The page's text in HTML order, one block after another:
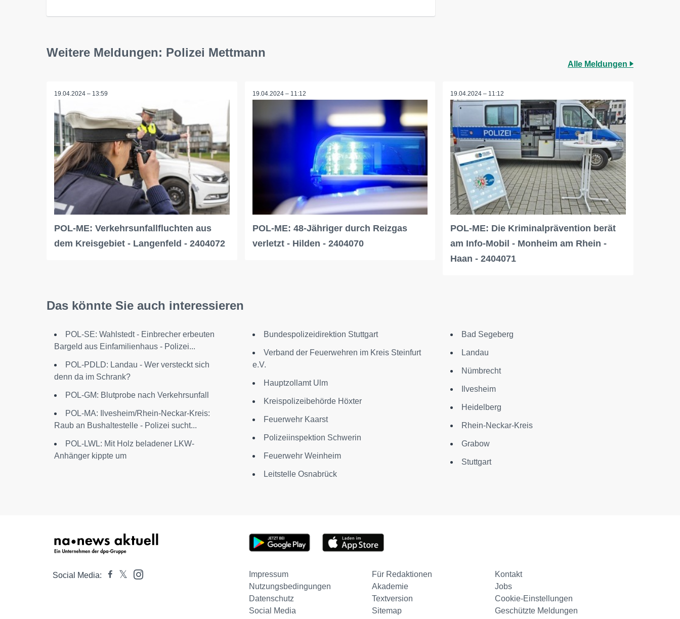
Weitere Meldungen: Polizei Mettmann
Alle Meldungen
19.04.2024 – 13:59
POL-ME: Verkehrsunfallfluchten aus
dem Kreisgebiet - Langenfeld - 2404072
19.04.2024 – 11:12
POL-ME: 48-Jähriger durch Reizgas
verletzt - Hilden - 2404070
19.04.2024 – 11:12
POL-ME: Die Kriminalprävention berät
am Info-Mobil - Monheim am Rhein -
Haan - 2404071
Das könnte Sie auch interessieren
POL-SE: Wahlstedt - Einbrecher erbeuten
Bargeld aus Einfamilienhaus - Polizei...
POL-PDLD: Landau - Wer versteckt sich
denn da im Schrank?
POL-GM: Blutprobe nach Verkehrsunfall
POL-MA: Ilvesheim/Rhein-Neckar-Kreis:
Raub an Bushaltestelle - Polizei sucht...
POL-LWL: Mit Holz beladener LKW-
Anhänger kippte um
Bundespolizeidirektion Stuttgart
Verband der Feuerwehren im Kreis Steinfurt
e.V.
Hauptzollamt Ulm
Kreispolizeibehörde Höxter
Feuerwehr Kaarst
Polizeiinspektion Schwerin
Feuerwehr Weinheim
Leitstelle Osnabrück
Bad Segeberg
Landau
Nümbrecht
Ilvesheim
Heidelberg
Rhein-Neckar-Kreis
Grabow
Stuttgart
Social Media: Impressum Für Redaktionen
Kontakt
Nutzungsbedingungen
Akademie
Jobs
Datenschutz
Textversion
Cookie-Einstellungen
Social Media
Sitemap Geschützte Meldungen